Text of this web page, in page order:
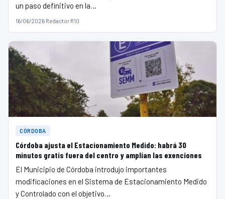
un paso definitivo en la…
16/06/2026·Redactor R10
CÓRDOBA
Córdoba ajusta el Estacionamiento Medido: habrá 30
minutos gratis fuera del centro y amplían las exenciones
El Municipio de Córdoba introdujo importantes
modificaciones en el Sistema de Estacionamiento Medido
y Controlado con el objetivo…